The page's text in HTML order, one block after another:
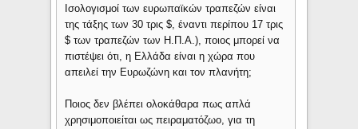
Ισολογισμοί των ευρωπαϊκών τραπεζών είναι
της τάξης των 30 τρις $, έναντι περίπου 17 τρις
$ των τραπεζών των Η.Π.Α.), ποιος μπορεί να
πιστέψει ότι, η Ελλάδα είναι η χώρα που
απειλεί την Ευρωζώνη και τον πλανήτη;
Ποιος δεν βλέπει ολοκάθαρα πως απλά
χρησιμοποιείται ως πειραματόζωο, για τη